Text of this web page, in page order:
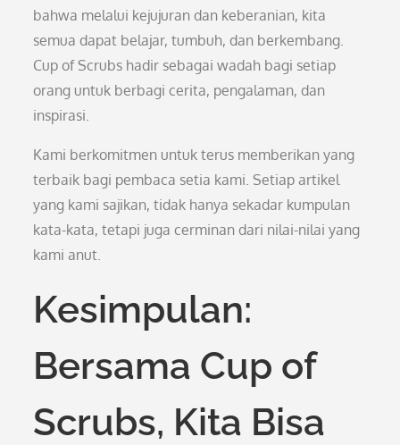
bahwa melalui kejujuran dan keberanian, kita
semua dapat belajar, tumbuh, dan berkembang.
Cup of Scrubs hadir sebagai wadah bagi setiap
orang untuk berbagi cerita, pengalaman, dan
inspirasi.
Kami berkomitmen untuk terus memberikan yang
terbaik bagi pembaca setia kami. Setiap artikel
yang kami sajikan, tidak hanya sekadar kumpulan
kata-kata, tetapi juga cerminan dari nilai-nilai yang
kami anut.
Kesimpulan:
Bersama Cup of
Scrubs, Kita Bisa